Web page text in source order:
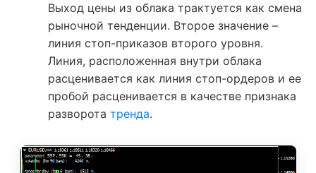
Выход цены из облака трактуется как смена
рыночной тенденции. Второе значение –
линия стоп-приказов второго уровня.
Линия, расположенная внутри облака
расценивается как линия стоп-ордеров и ее
пробой расценивается в качестве признака
разворота тренда.